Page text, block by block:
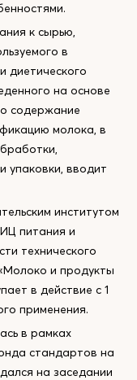
к сырью,
в
диетического
на основе
содержание
молока, в
упаковки, вводит
институтом
питания и
технического
и продукты
в действие с 1
применения.
в рамках
стандартов на
на заседании